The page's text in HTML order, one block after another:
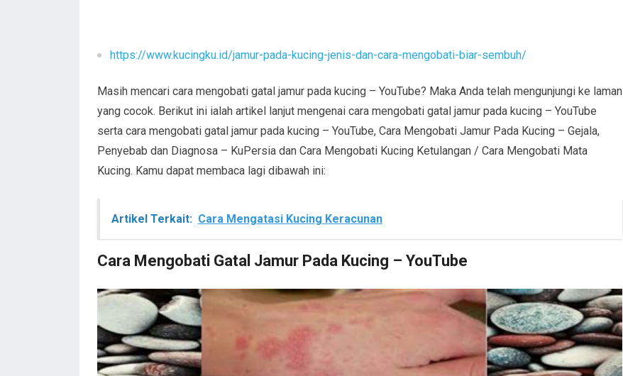
https://www.kucingku.id/jamur-pada-kucing-jenis-dan-cara-mengobati-biar-sembuh/
Masih mencari cara mengobati gatal jamur pada kucing – YouTube? Maka Anda telah mengunjungi ke laman
yang cocok. Berikut ini ialah artikel lanjut mengenai cara mengobati gatal jamur pada kucing – YouTube
serta cara mengobati gatal jamur pada kucing – YouTube, Cara Mengobati Jamur Pada Kucing – Gejala,
Penyebab dan Diagnosa – KuPersia dan Cara Mengobati Kucing Ketulangan / Cara Mengobati Mata
Kucing. Kamu dapat membaca lagi dibawah ini:
Artikel Terkait: Cara Mengatasi Kucing Keracunan
Cara Mengobati Gatal Jamur Pada Kucing – YouTube